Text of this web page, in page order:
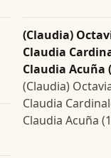
(Claudia)
Claudia
Claudia Acuña
(Claudia)
Claudia
Claudia Acuña